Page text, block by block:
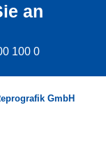
an
100 0
GmbH